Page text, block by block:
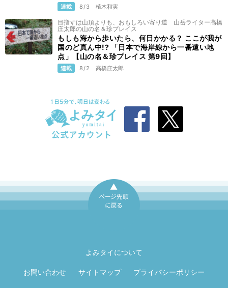
連載 8/3 植木和実
目指すは山頂よりも、おもしろい寄り道 山岳ライター高橋
庄太郎の山の名＆珍プレイス
もしも海から歩いたら、何日かかる？ ここが我が
国のど真ん中!? 「日本で海岸線から一番遠い地
点」【山の名＆珍プレイス 第9回】
連載 8/2 高橋庄太郎
よみタイについて
お問い合わせ サイトマップ プライバシーポリシー